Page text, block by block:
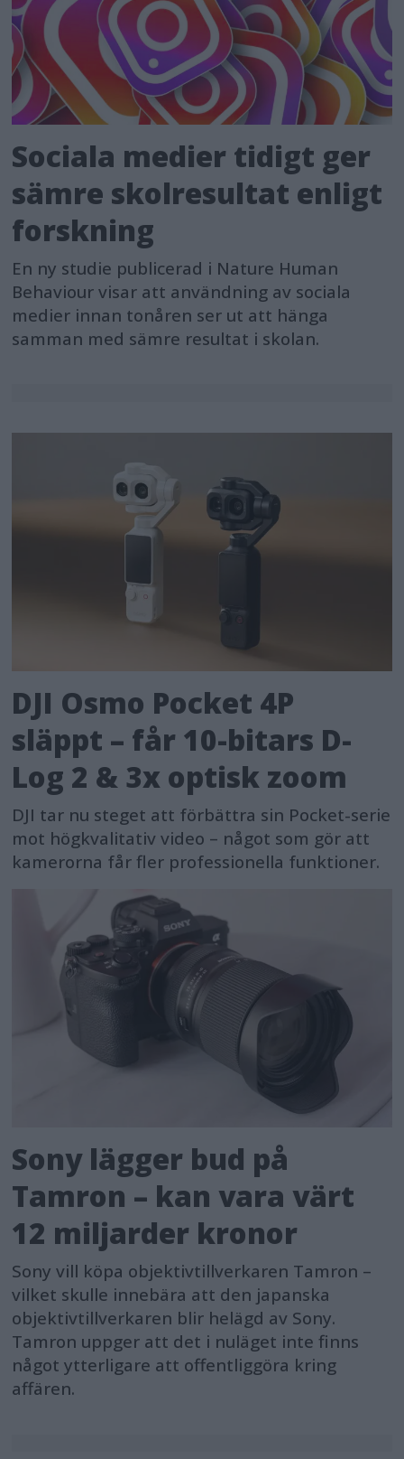
Sociala medier tidigt ger
sämre skolresultat enligt
forskning
En ny studie publicerad i Nature Human
Behaviour visar att användning av sociala
medier innan tonåren ser ut att hänga
samman med sämre resultat i skolan.
DJI Osmo Pocket 4P
släppt – får 10-bitars D-
Log 2 & 3x optisk zoom
DJI tar nu steget att förbättra sin Pocket-serie
mot högkvalitativ video – något som gör att
kamerorna får fler professionella funktioner.
Sony lägger bud på
Tamron – kan vara värt
12 miljarder kronor
Sony vill köpa objektivtillverkaren Tamron –
vilket skulle innebära att den japanska
objektivtillverkaren blir helägd av Sony.
Tamron uppger att det i nuläget inte finns
något ytterligare att offentliggöra kring
affären.